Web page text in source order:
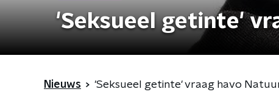
'Seksueel getinte'
Nieuws 'Seksueel getinte' vraag havo